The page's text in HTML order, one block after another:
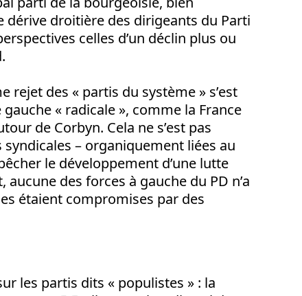
dérive droitière des dirigeants du Parti
celles d’un déclin plus ou
rejet des « partis du système » s’est
« radicale », comme la France
de Corbyn. Cela ne s’est pas
– organiquement liées au
le développement d’une lutte
des forces à gauche du PD n’a
étaient compromises par des
les partis dits « populistes » : la